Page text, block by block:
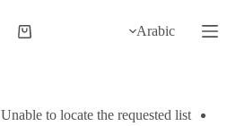
إلى
المحتوى
Arabic
عربة
Unable to locate the requested list